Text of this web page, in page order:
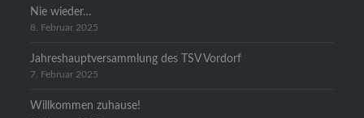
Nie wieder…
8. Februar 2025
Jahreshauptversammlung des TSV Vordorf
7. Februar 2025
Willkommen zuhause!